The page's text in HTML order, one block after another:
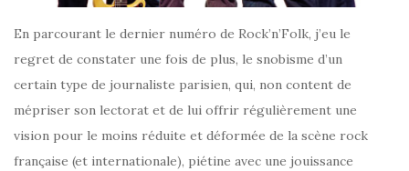
En parcourant le dernier numéro de Rock’n’Folk, j’eu le
regret de constater une fois de plus, le snobisme d’un
certain type de journaliste parisien, qui, non content de
mépriser son lectorat et de lui offrir régulièrement une
vision pour le moins réduite et déformée de la scène rock
française (et internationale), piétine avec une jouissance